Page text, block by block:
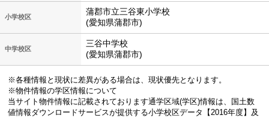
小学校区
蒲郡市立三谷東小学校
(愛知県蒲郡市)
中学校区
三谷中学校
(愛知県蒲郡市)
※各種情報と現状に差異がある場合は、現状優先となります。
※物件情報の学区情報について
当サイト物件情報に記載されております通学区域(学区)情報は、国土数
値情報ダウンロードサービスが提供する小学校区データ【2016年度】及